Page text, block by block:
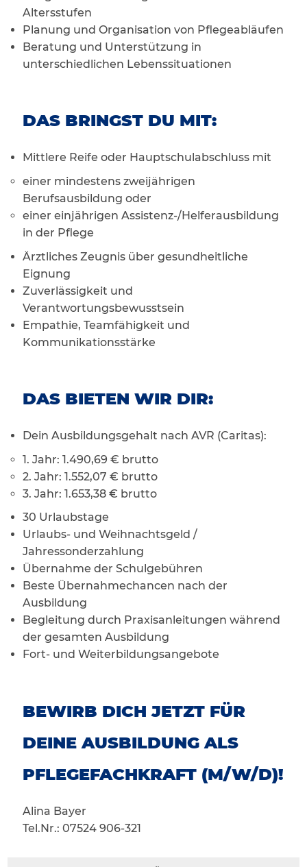
Altersstufen
Planung und Organisation von Pflegeabläufen
Beratung und Unterstützung in
unterschiedlichen Lebenssituationen
DAS BRINGST DU MIT:
Mittlere Reife oder Hauptschulabschluss mit
einer mindestens zweijährigen
Berufsausbildung oder
einer einjährigen Assistenz-/Helferausbildung
in der Pflege
Ärztliches Zeugnis über gesundheitliche
Eignung
Zuverlässigkeit und
Verantwortungsbewusstsein
Empathie, Teamfähigkeit und
Kommunikationsstärke
DAS BIETEN WIR DIR:
Dein Ausbildungsgehalt nach AVR (Caritas):
1. Jahr: 1.490,69 € brutto
2. Jahr: 1.552,07 € brutto
3. Jahr: 1.653,38 € brutto
30 Urlaubstage
Urlaubs- und Weihnachtsgeld /
Jahressonderzahlung
Übernahme der Schulgebühren
Beste Übernahmechancen nach der
Ausbildung
Begleitung durch Praxisanleitungen während
der gesamten Ausbildung
Fort- und Weiterbildungsangebote
BEWIRB DICH JETZT FÜR
DEINE AUSBILDUNG ALS
PFLEGEFACHKRAFT (M/W/D)!
Alina Bayer
Tel.Nr.: 07524 906-321